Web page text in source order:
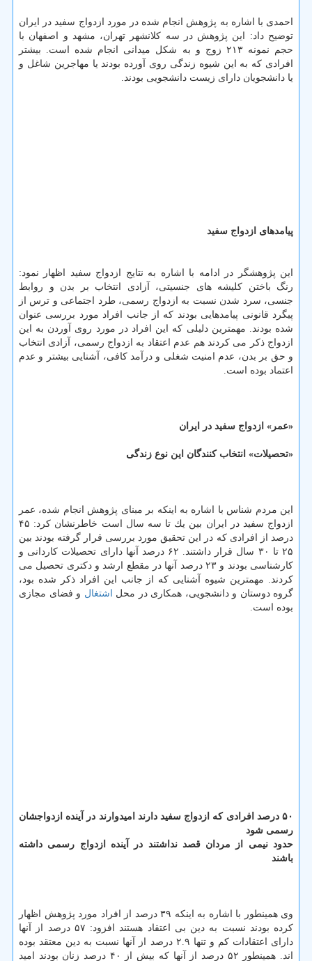
احمدی با اشاره به پژوهش انجام شده در مورد ازدواج سفید در ایران
توضیح داد: این پژوهش در سه كلانشهر تهران، مشهد و اصفهان با
حجم نمونه ۲۱۳ زوج و به شكل میدانی انجام شده است. بیشتر
افرادی كه به این شیوه زندگی روی آورده بودند یا مهاجرین شاغل و
یا دانشجویان دارای زیست دانشجویی بودند.
پیامدهای ازدواج سفید
این پژوهشگر در ادامه با اشاره به نتایج ازدواج سفید اظهار نمود:
رنگ باختن كلیشه های جنسیتی، آزادی انتخاب بر بدن و روابط
جنسی، سرد شدن نسبت به ازدواج رسمی، طرد اجتماعی و ترس از
پیگرد قانونی پیامدهایی بودند كه از جانب افراد مورد بررسی عنوان
شده بودند. مهمترین دلیلی كه این افراد در مورد روی آوردن به این
ازدواج ذكر می كردند هم عدم اعتقاد به ازدواج رسمی، آزادی انتخاب
و حق بر بدن، عدم امنیت شغلی و درآمد كافی، آشنایی بیشتر و عدم
اعتماد بوده است.
«عمر» ازدواج سفید در ایران
«تحصیلات» انتخاب كنندگان این نوع زندگی
این مردم شناس با اشاره به اینكه بر مبنای پژوهش انجام شده، عمر
ازدواج سفید در ایران بین یك تا سه سال است خاطرنشان كرد: ۴۵
درصد از افرادی كه در این تحقیق مورد بررسی قرار گرفته بودند بین
۲۵ تا ۳۰ سال قرار داشتند. ۶۲ درصد آنها دارای تحصیلات كاردانی و
كارشناسی بودند و ۲۳ درصد آنها در مقطع ارشد و دكتری تحصیل می
كردند. مهمترین شیوه آشنایی كه از جانب این افراد ذكر شده بود،
گروه دوستان و دانشجویی، همكاری در محل اشتغال و فضای مجازی
بوده است.
۵۰ درصد افرادی كه ازدواج سفید دارند امیدوارند در آینده ازدواجشان
رسمی شود
حدود نیمی از مردان قصد نداشتند در آینده ازدواج رسمی داشته
باشند
وی همینطور با اشاره به اینكه ۳۹ درصد از افراد مورد پژوهش اظهار
كرده بودند نسبت به دین بی اعتقاد هستند افزود: ۵۷ درصد از آنها
دارای اعتقادات كم و تنها ۲.۹ درصد از آنها نسبت به دین معتقد بوده
اند. همینطور ۵۲ درصد از آنها كه بیش از ۴۰ درصد زنان بودند امید